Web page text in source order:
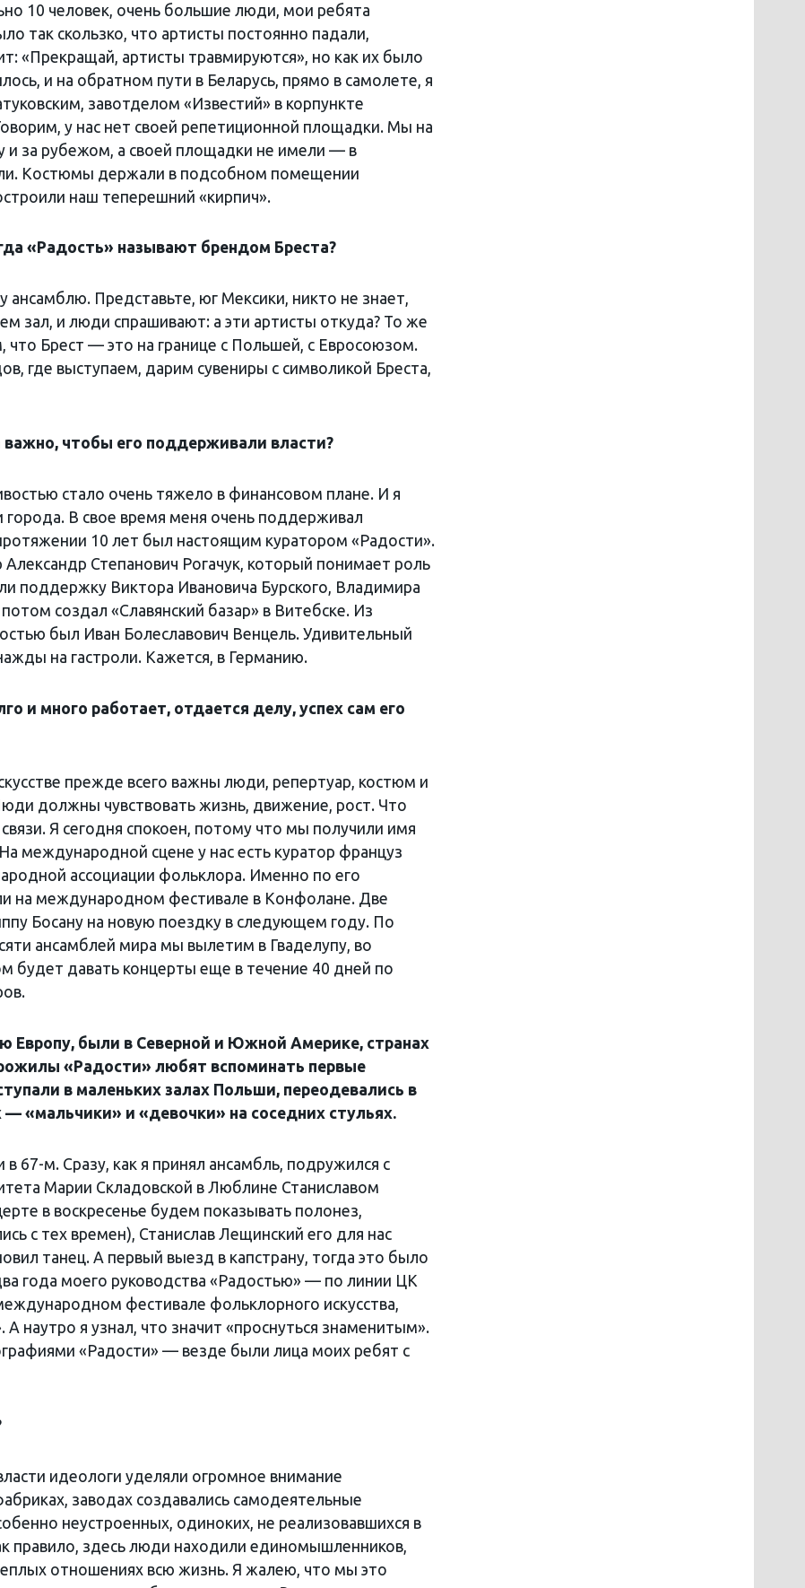
10 человек, очень большие люди, мои ребята
так скользко, что артисты постоянно падали,
«Прекращай, артисты травмируются», но как их было
и на обратном пути в Беларусь, прямо в самолете, я
завотделом «Известий» в корпункте
у нас нет своей репетиционной площадки. Мы на
за рубежом, а своей площадки не имели — в
Костюмы держали в подсобном помещении
наш теперешний «кирпич».
«Радость» называют брендом Бреста?
Представьте, юг Мексики, никто не знает,
зал, и люди спрашивают: а эти артисты откуда? То же
Брест — это на границе с Польшей, с Евросоюзом.
где выступаем, дарим сувениры с символикой Бреста,
чтобы его поддерживали власти?
стало очень тяжело в финансовом плане. И я
города. В свое время меня очень поддерживал
10 лет был настоящим куратором «Радости».
Степанович Рогачук, который понимает роль
поддержку Виктора Ивановича Бурского, Владимира
создал «Славянский базар» в Витебске. Из
был Иван Болеславович Венцель. Удивительный
на гастроли. Кажется, в Германию.
и много работает, отдается делу, успех сам его
прежде всего важны люди, репертуар, костюм и
должны чувствовать жизнь, движение, рост. Что
Я сегодня спокоен, потому что мы получили имя
международной сцене у нас есть куратор француз
ассоциации фольклора. Именно по его
на международном фестивале в Конфолане. Две
Босану на новую поездку в следующем году. По
ансамблей мира мы вылетим в Гваделупу, во
будет давать концерты еще в течение 40 дней по
Европу, были в Северной и Южной Америке, странах
«Радости» любят вспоминать первые
в маленьких залах Польши, переодевались в
«мальчики» и «девочки» на соседних стульях.
67-м. Сразу, как я принял ансамбль, подружился с
Марии Складовской в Люблине Станиславом
в воскресенье будем показывать полонез,
с тех времен), Станислав Лещинский его для нас
танец. А первый выезд в капстрану, тогда это было
года моего руководства «Радостью» — по линии ЦК
фестивале фольклорного искусства,
А наутро я узнал, что значит «проснуться знаменитым».
«Радости» — везде были лица моих ребят с
идеологи уделяли огромное внимание
заводах создавались самодеятельные
неустроенных, одиноких, не реализовавшихся в
правило, здесь люди находили единомышленников,
отношениях всю жизнь. Я жалею, что мы это